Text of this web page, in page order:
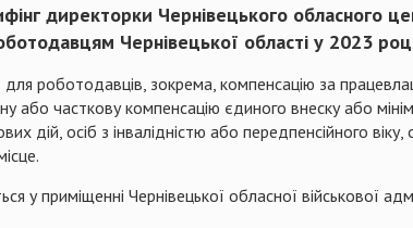
директорки Чернівецького обласного
Чернівецької області у 2023
роботодавців, зокрема, компенсацію за
або часткову компенсацію єдиного внеску або
дій, осіб з інвалідністю або передпенсійного
у приміщенні Чернівецької обласної військової